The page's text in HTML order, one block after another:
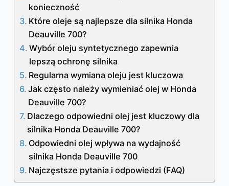
konieczność
Które oleje są najlepsze dla silnika Honda
Deauville 700?
Wybór oleju syntetycznego zapewnia
lepszą ochronę silnika
Regularna wymiana oleju jest kluczowa
Jak często należy wymieniać olej w Honda
Deauville 700?
Dlaczego odpowiedni olej jest kluczowy dla
silnika Honda Deauville 700?
Odpowiedni olej wpływa na wydajność
silnika Honda Deauville 700
Najczęstsze pytania i odpowiedzi (FAQ)